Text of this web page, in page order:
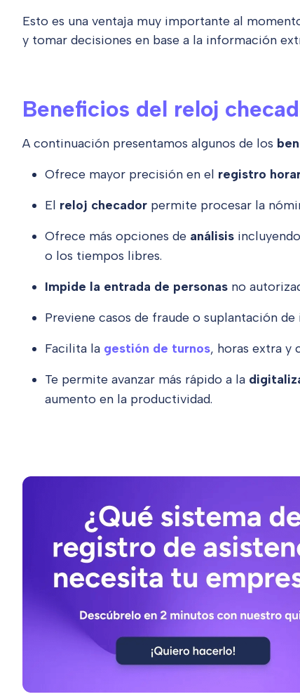
Esto es una ventaja muy importante al
y tomar decisiones en base a la información
Beneficios del reloj
A continuación presentamos algunos de los
Ofrece mayor precisión en el registro
El reloj checador permite procesar la
Ofrece más opciones de análisis
o los tiempos libres.
Impide la entrada de personas no
Previene casos de fraude o suplantación de
Facilita la gestión de turnos, horas extra y
Te permite avanzar más rápido a la
aumento en la productividad.